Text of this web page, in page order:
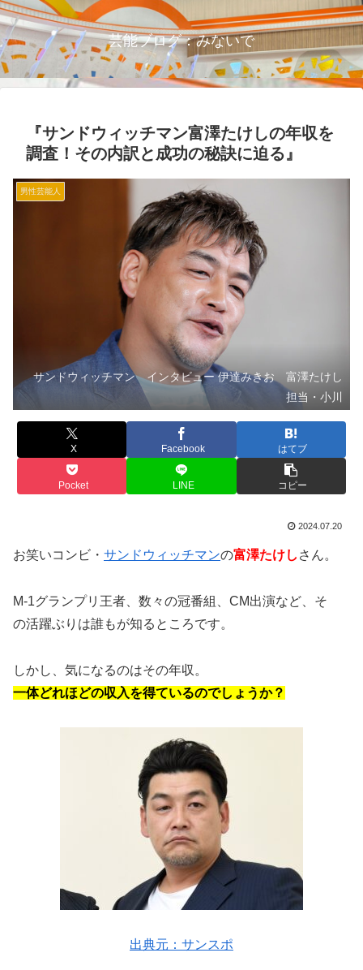
芸能ブログ：みないで
『サンドウィッチマン富澤たけしの年収を
調査！その内訳と成功の秘訣に迫る』
男性芸能人
サンドウィッチマン インタビュー 伊達みきお 富澤たけし
担当・小川
X Facebook はてブ
Pocket LINE コピー
2024.07.20
お笑いコンビ・ サンドウィッチマンの富澤たけし さん。
M-1グランプリ王者、数々の冠番組、CM出演など、そ
の活躍ぶりは誰もが知るところです。
しかし、気になるのはその年収。
一体どれほどの収入を得ているのでしょうか？
出典元：サンスポ